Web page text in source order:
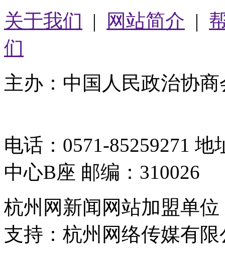
关于我们 | 网站简介 |
们
主办：中国人民政治协
电话：0571-85259271
中心B座 邮编：310026
杭州网新闻网站加盟单
支持：杭州网络传媒有限